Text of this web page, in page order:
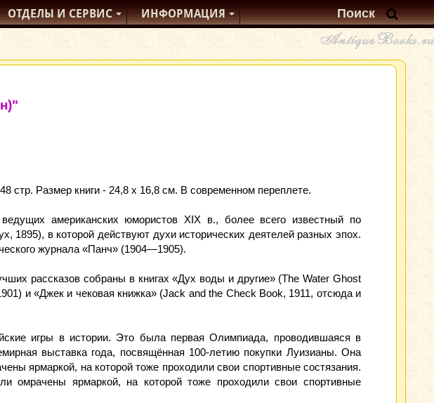
ОТДЕЛЫИ СЕРВИС ИНФОРМАЦИЯ
стр. Размер книги - 24,8 х 16,8 см. В современном переплете.
американских юмористов XIX в., более всего известный по
1895), в которой действуют духи исторических деятелей разных эпох.
журнала «Панч» (1904—1905).
рассказов собраны в книгах «Дух воды и другие» (The Water Ghost
и «Джек и чековая книжка» (Jack and the Check Book, 1911, отсюда и
игры в истории. Это была первая Олимпиада, проводившаяся в
выставка года, посвящённая 100-летию покупки Луизианы. Она
ярмаркой, на которой тоже проходили свои спортивные состязания.
омрачены ярмаркой, на которой тоже проходили свои спортивные